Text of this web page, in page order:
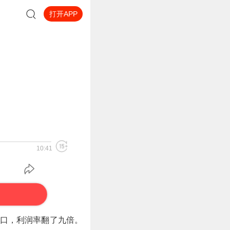
打开APP
10:41
，利润率翻了九倍。